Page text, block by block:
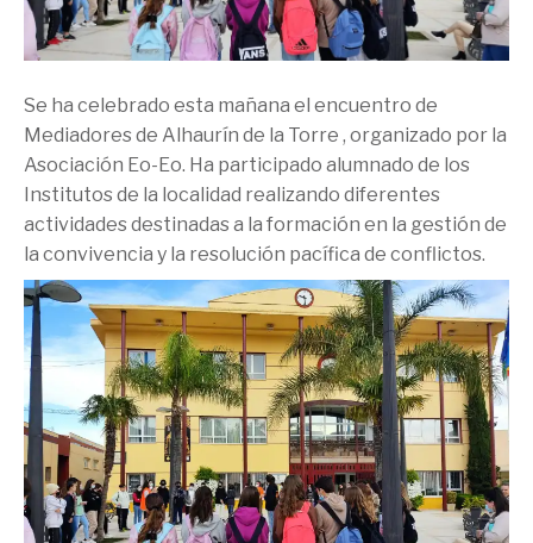
Se ha celebrado esta mañana el encuentro de
Mediadores de Alhaurín de la Torre , organizado por la
Asociación Eo-Eo. Ha participado alumnado de los
Institutos de la localidad realizando diferentes
actividades destinadas a la formación en la gestión de
la convivencia y la resolución pacífica de conflictos.